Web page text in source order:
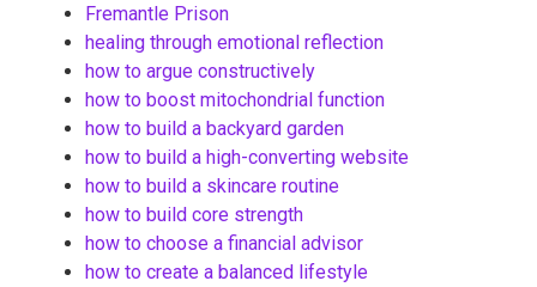
Fremantle Prison
healing through emotional reflection
how to argue constructively
how to boost mitochondrial function
how to build a backyard garden
how to build a high-converting website
how to build a skincare routine
how to build core strength
how to choose a financial advisor
how to create a balanced lifestyle